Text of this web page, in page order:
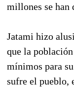
millones se han
Jatami hizo
que la
mínimos para
sufre el pueblo,